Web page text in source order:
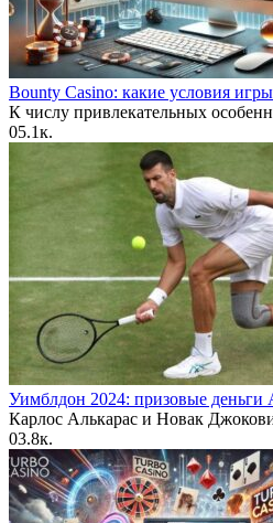
Bounty Casino: какие условия
К числу привлекательных
05.1к.
Уимблдон 2024: призовые деньги
Карлос Алькарас и Новак
03.8к.